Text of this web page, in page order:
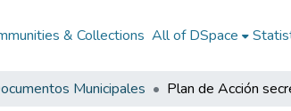
& Collections All of DSpace
Municipales